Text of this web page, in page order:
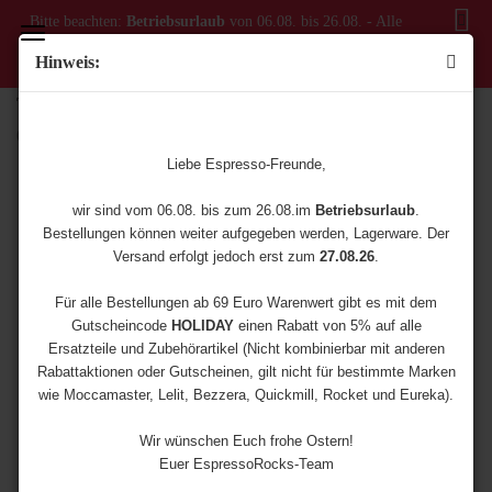
Hinweis:
Liebe Espresso-Freunde,
wir sind vom 06.08. bis zum 26.08.im Betriebsurlaub.
Bestellungen können weiter aufgegeben werden, Lagerware. Der
Versand erfolgt jedoch erst zum 27.08.26.
Für alle Bestellungen ab 69 Euro Warenwert gibt es mit dem
Gutscheincode HOLIDAYeinen Rabatt von 5% auf alle
Ersatzteile und Zubehörartikel (Nicht kombinierbar mit anderen
Rabattaktionen oder Gutscheinen, gilt nicht für bestimmte Marken
wie Moccamaster, Lelit, Bezzera, Quickmill, Rocket und Eureka).
Wir wünschen Euch frohe Ostern!
Euer EspressoRocks-Team
Bitte beachten: Betriebsurlaub von 06.08. bis 26.08. - Alle
Bestellungen ab dem 06.08. werden erst ab dem 27.08.
Tamping Station / Andrückstation - Classic